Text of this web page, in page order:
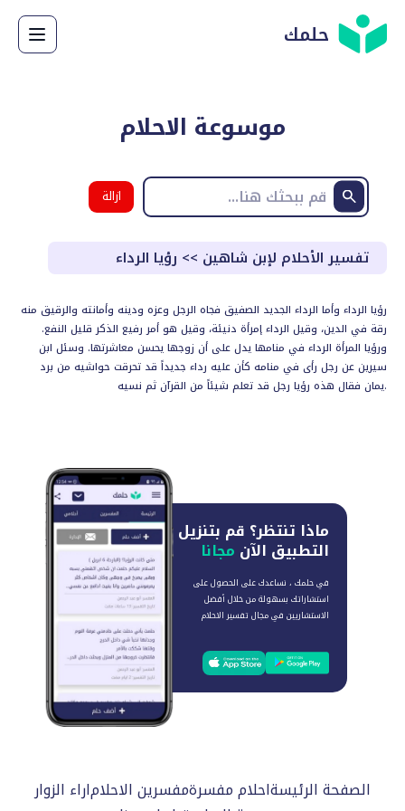
حلمك
موسوعة الاحلام
ازالة
البحث
تفسير الأحلام لإبن شاهين >> رؤيا الرداء
رؤيا الرداء وأما الرداء الجديد الصفيق فجاه الرجل وعزه ودينه وأمانته والرقيق منه
رقة في الدين، وقيل الرداء إمرأة دنيئة، وقيل هو أمر رفيع الذكر قليل النفع.
ورؤيا المرأة الرداء في منامها يدل على أن زوجها يحسن معاشرتها. وسئل ابن
سيرين عن رجل رأى في منامه كأن عليه رداء جديداً قد تحرقت حواشيه من برد
يمان فقال هذه رؤيا رجل قد تعلم شيئاً من القرآن ثم نسيه.
ماذا تنتظر؟ قم بتنزيل
التطبيق الآن مجانا
في حلمك ، نساعدك على الحصول على
استشاراتك بسهولة من خلال أفضل
الاستشاريين في مجال تفسير الاحلام
الصفحة الرئيسةاحلام مفسرةمفسرين الاحلاماراء الزوار